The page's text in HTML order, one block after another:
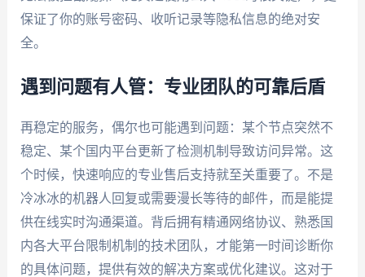
保证了你的账号密码、收听记录等隐私信息的绝对安
全。
遇到问题有人管：专业团队的可靠后盾
再稳定的服务，偶尔也可能遇到问题：某个节点突然不
稳定、某个国内平台更新了检测机制导致访问异常。这
个时候，快速响应的专业售后支持就至关重要了。不是
冷冰冰的机器人回复或需要漫长等待的邮件，而是能提
供在线实时沟通渠道。背后拥有精通网络协议、熟悉国
内各大平台限制机制的技术团队，才能第一时间诊断你
的具体问题，提供有效的解决方案或优化建议。这对于